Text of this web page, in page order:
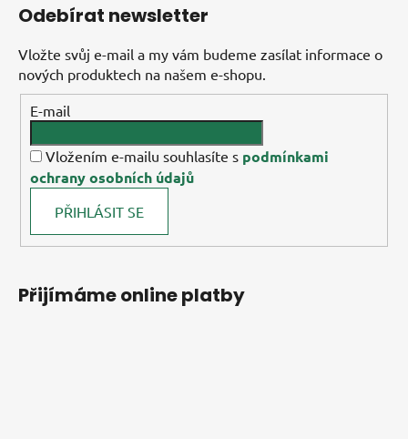
Odebírat newsletter
Vložte svůj e-mail a my vám budeme zasílat informace o
nových produktech na našem e-shopu.
E-mail
Vložením e-mailu souhlasíte s podmínkami
ochrany osobních údajů
PŘIHLÁSIT SE
Přijímáme online platby